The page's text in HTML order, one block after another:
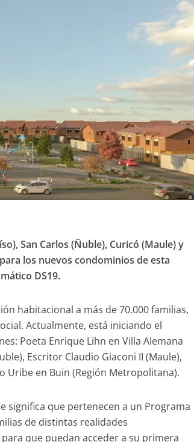
San Carlos (Ñuble), Curicó (Maule) y
los nuevos condominios de esta
DS19.
habitacional a más de 70.000 familias,
Actualmente, está iniciando el
Poeta Enrique Lihn en Villa Alemana
Escritor Claudio Giaconi II (Maule),
Uribe en Buin (Región Metropolitana).
significa que pertenecen a un Programa
de distintas realidades
que puedan acceder a su primera